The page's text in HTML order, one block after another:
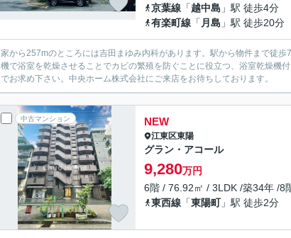
京葉線 「越中島 」駅 徒歩4分
有楽町線 「 月島 」駅 徒歩20分
家から257mのところには吉田まゆみ内科があります。駅から物件まで徒
機で浴室を乾燥させることでカビの繁殖を防ぐことに役立つ、浴室乾燥機
でお求め下さい。中央ホーム株式会社にご来店をお待ちしております。
中古マンション NEW
江東区東陽
グラン・アコール
9,280万円
6階 / 76.92㎡ / 3LDK /築34年 /8
東西線 「東陽町」駅 徒歩2分